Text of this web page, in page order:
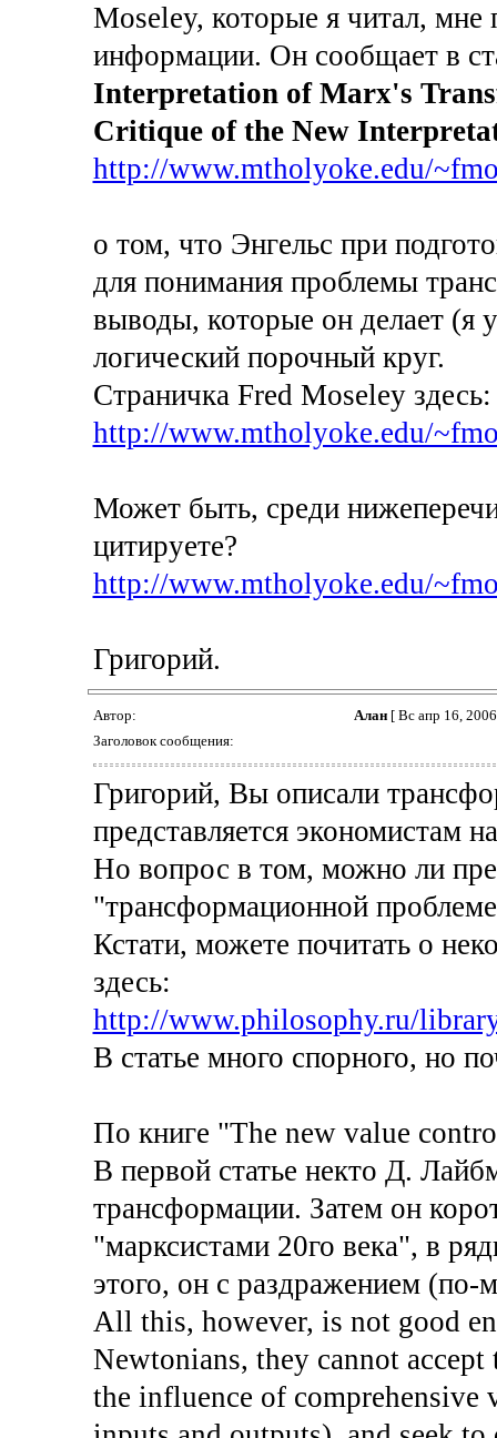
Moseley, которые я читал, мне
информации. Он сообщает в
Interpretation of Marx's
Critique of the New
http://www.mtholyoke.edu/
о том, что Энгельс при
для понимания проблемы
выводы, которые он делает (я
логический порочный круг.
Страничка Fred Moseley здесь:
http://www.mtholyoke.edu/
Может быть, среди
цитируете?
http://www.mtholyoke.edu/
Григорий.
Автор: Алан[ Вс апр 16,
Заголовок сообщения:
Григорий, Вы описали
представляется экономистам
Но вопрос в том, можно ли
"трансформационной
Кстати, можете почитать о
здесь:
http://www.philosophy.ru/
В статье много спорного, но
По книге "The new value
В первой статье некто Д.
трансформации. Затем он
"марксистами 20го века", в
этого, он с раздражением
All this, however, is not good
Newtonians, they cannot
the influence of